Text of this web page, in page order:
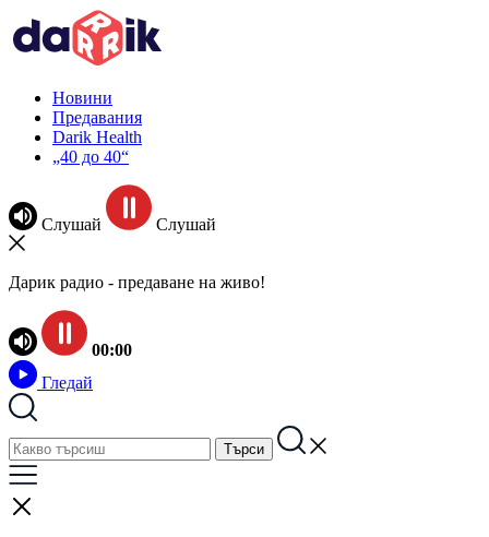
Новини
Предавания
Darik Health
„40 до 40“
Слушай Слушай
Дарик радио - предаване на живо!
00:00
Гледай